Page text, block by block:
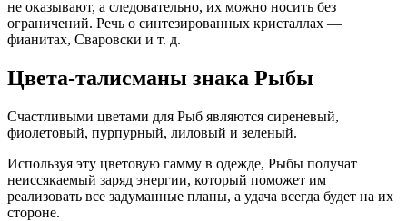
не оказывают, а следовательно, их можно носить без
ограничений. Речь о синтезированных кристаллах —
фианитах, Сваровски и т. д.
Цвета-талисманы знака Рыбы
Счастливыми цветами для Рыб являются сиреневый,
фиолетовый, пурпурный, лиловый и зеленый.
Используя эту цветовую гамму в одежде, Рыбы получат
неиссякаемый заряд энергии, который поможет им
реализовать все задуманные планы, а удача всегда будет на их
стороне.